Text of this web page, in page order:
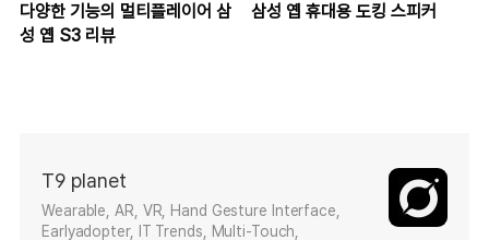
다양한 기능의 멀티플레이어 삼
성 옙 S3 리뷰
삼성 옙 휴대용 도킹 스피커
T9 planet
Wearable, AR, VR, Hand Gesture Interface,
Earlyadopter, IT Trends, Multi-Touch,